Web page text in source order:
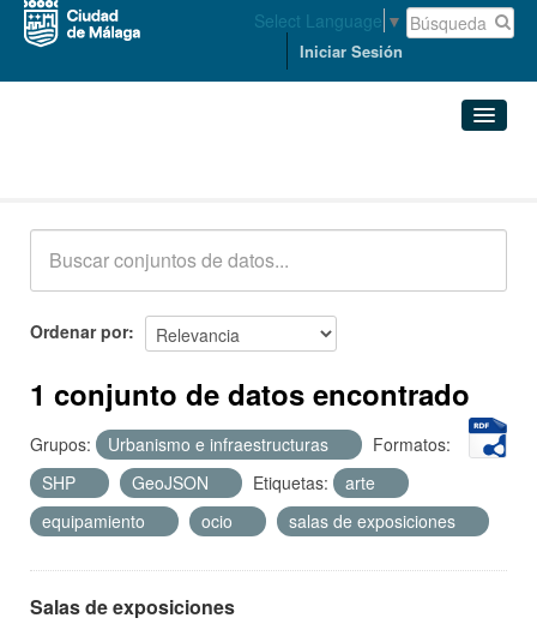
Select Language ▼
Iniciar Sesión
Acerca de
Ordenar por
1 conjunto de datos encontrado
Grupos: Urbanismo e infraestructuras
Formatos:
SHP
GeoJSON Etiquetas:
arte
equipamiento
ocio salas de exposiciones
Salas de exposiciones